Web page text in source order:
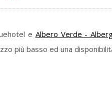
e Albero Verde -
più basso ed una